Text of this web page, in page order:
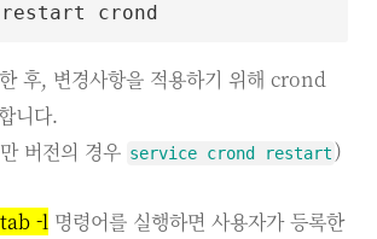
후, 변경사항을 적용하기 위해 crond
니다.
버전의 경우 service crond restart)
-l 명령어를 실행하면 사용자가 등록한